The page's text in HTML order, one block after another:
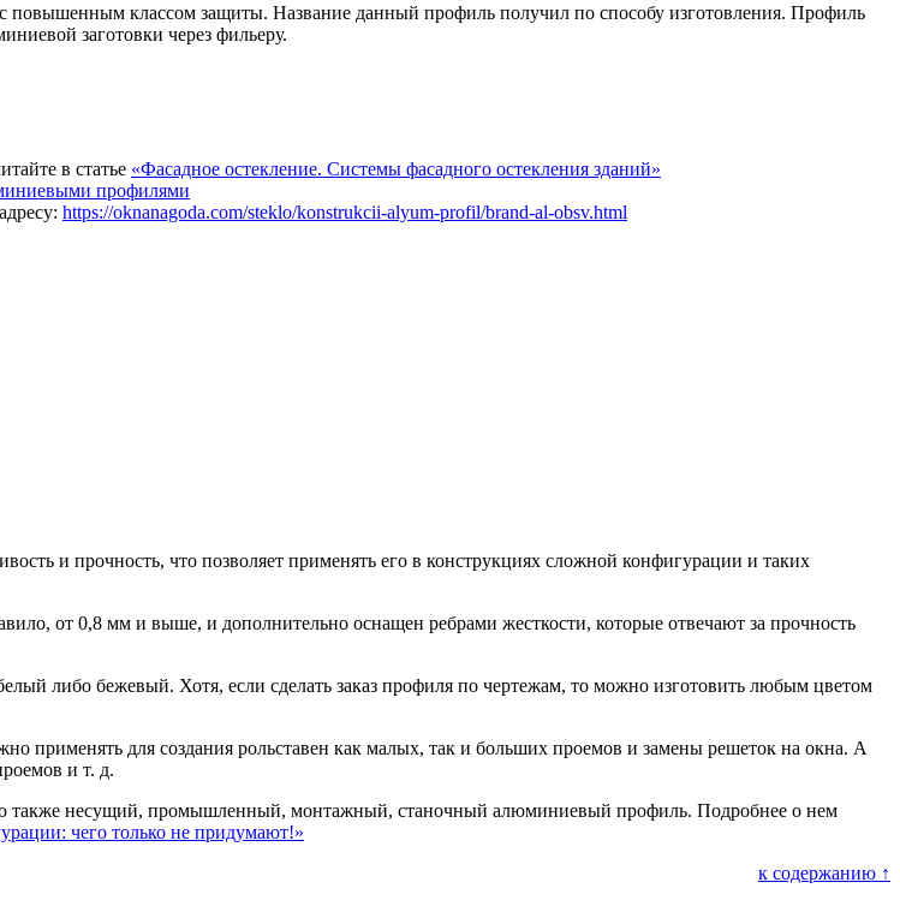
повышенным классом защиты. Название данный профиль получил по способу изготовления. Профиль
заготовки через фильеру.
в статье «Фасадное остекление. Системы фасадного остекления зданий»
профилями
https://oknanagoda.com/steklo/konstrukcii-alyum-profil/brand-al-obsv.html
и прочность, что позволяет применять его в конструкциях сложной конфигурации и таких
от 0,8 мм и выше, и дополнительно оснащен ребрами жесткости, которые отвечают за прочность
либо бежевый. Хотя, если сделать заказ профиля по чертежам, то можно изготовить любым цветом
применять для создания рольставен как малых, так и больших проемов и замены решеток на окна. А
и т. д.
несущий, промышленный, монтажный, станочный алюминиевый профиль. Подробнее о нем
чего только не придумают!»
к содержанию ↑